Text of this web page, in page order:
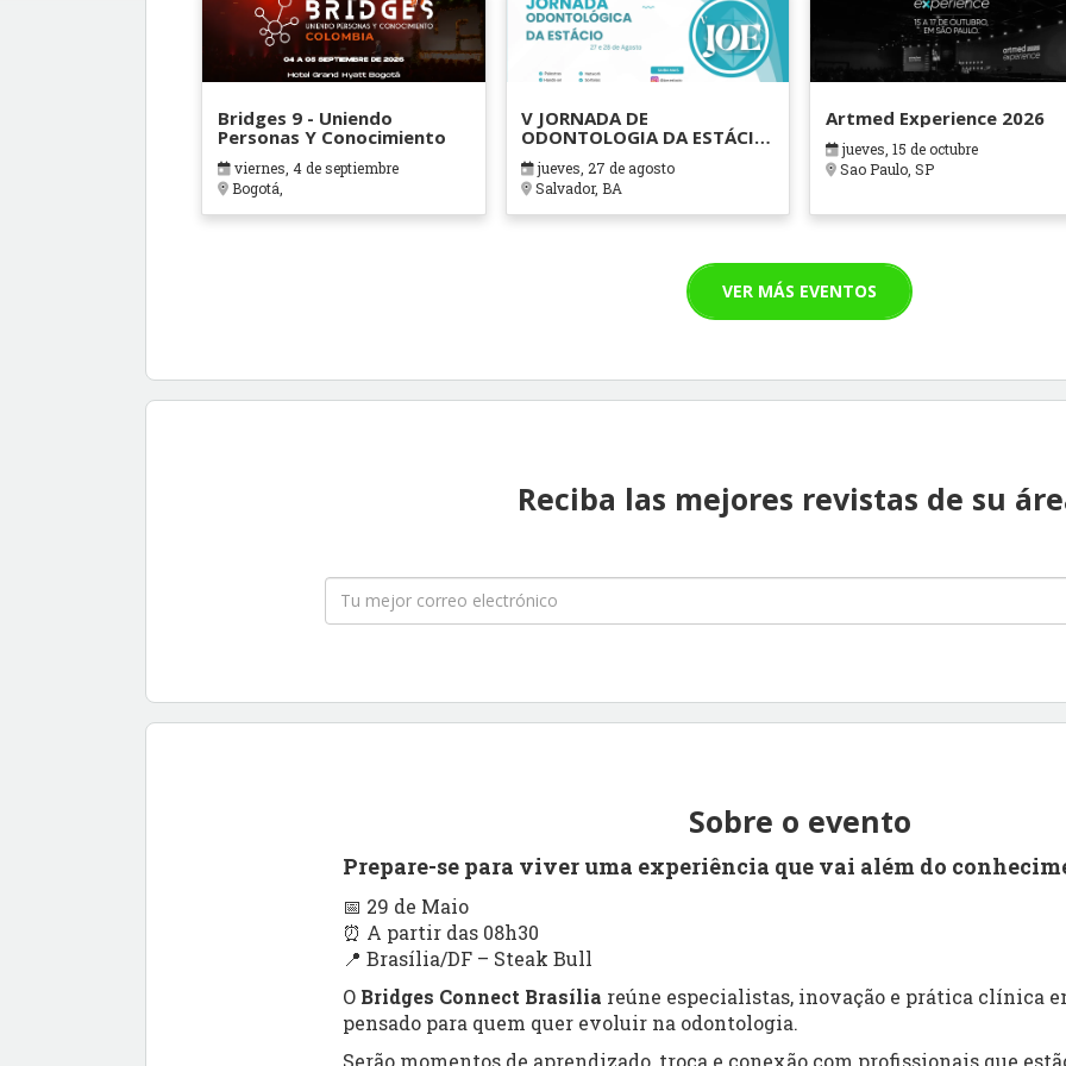
Bridges 9 - Uniendo
Personas Y Conocimiento
viernes, 4 de septiembre
Bogotá,
V JORNADA DE
ODONTOLOGIA DA ESTÁCIO
BAHIA
jueves, 27 de agosto
Salvador, BA
Artmed Experience 2026
jueves, 15 de octubre
Sao Paulo, SP
VER MÁS EVENTOS
Reciba las mejores revistas de su
Sobre o evento
Prepare-se para viver uma experiência que vai além do
📅 29 de Maio
⏰ A partir das 08h30
📍 Brasília/DF – Steak Bull
O Bridges Connect Brasília reúne especialistas, inovação e prática clínica
pensado para quem quer evoluir na odontologia.
Serão momentos de aprendizado, troca e conexão com profissionais que